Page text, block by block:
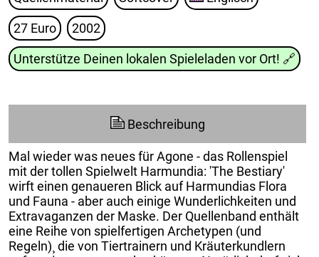
27 Euro 2002
Unterstütze Deinen lokalen Spieleladen vor Ort! 🔗
Beschreibung
Mal wieder was neues für Agone - das Rollenspiel
mit der tollen Spielwelt Harmundia: 'The Bestiary'
wirft einen genaueren Blick auf Harmundias Flora
und Fauna - aber auch einige Wunderlichkeiten und
Extravaganzen der Maske. Der Quellenband enthält
eine Reihe von spielfertigen Archetypen (und
Regeln)¸ die von Tiertrainern und Kräuterkundlern